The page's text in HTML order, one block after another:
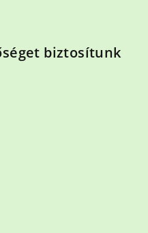
biztosítunk